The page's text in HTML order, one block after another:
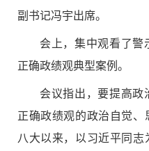
副书记冯宇出席。
会上，集中观看了警
正确政绩观典型案例。
会议指出，要提高政
正确政绩观的政治自觉
八大以来，以习近平同